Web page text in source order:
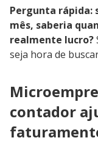
Pergunta rápida:
mês, saberia
realmente lucro?
seja hora de
contador